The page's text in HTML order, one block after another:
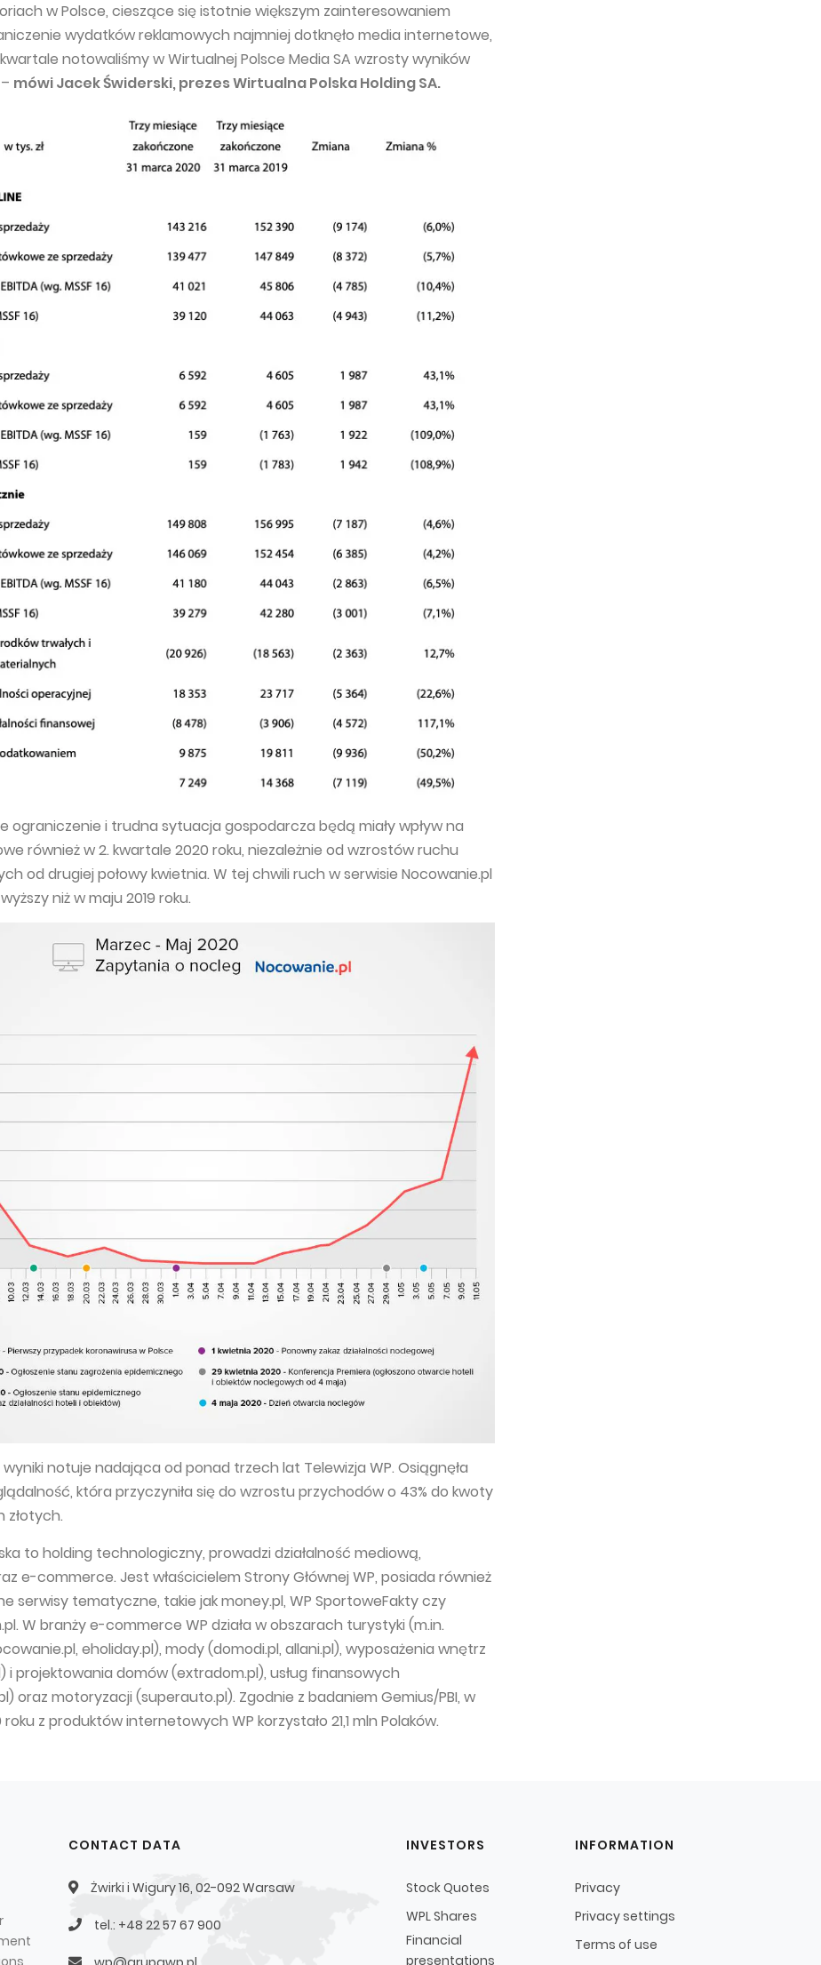
w Polsce, cieszące się istotnie większym zainteresowaniem
wydatków reklamowych najmniej dotknęło media internetowe,
notowaliśmy w Wirtualnej Polsce Media SA wzrosty wyników
mówi Jacek Świderski, prezes Wirtualna Polska Holding SA.
ograniczenie i trudna sytuacja gospodarcza będą miały wpływ na
również w 2. kwartale 2020 roku, niezależnie od wzrostów ruchu
od drugiej połowy kwietnia. W tej chwili ruch w serwisie Nocowanie.pl
niż w maju 2019 roku.
notuje nadająca od ponad trzech lat Telewizja WP. Osiągnęła
która przyczyniła się do wzrostu przychodów o 43% do kwoty
złotych.
to holding technologiczny, prowadzi działalność mediową,
e-commerce. Jest właścicielem Strony Głównej WP, posiada również
serwisy tematyczne, takie jak money.pl, WP SportoweFakty czy
W branży e-commerce WP działa w obszarach turystyki (m.in.
eholiday.pl), mody (domodi.pl, allani.pl), wyposażenia wnętrz
i projektowania domów (extradom.pl), usług finansowych
oraz motoryzacji (superauto.pl). Zgodnie z badaniem Gemius/PBI, w
z produktów internetowych WP korzystało 21,1 mln Polaków.
CONTACT DATA
Żwirki i Wigury 16, 02-092 Warsaw
tel.: +48 22 57 67 900
INVESTORS
Stock Quotes
WPL Shares
Financial
presentations
INFORMATION
Privacy
Privacy settings
Terms of use